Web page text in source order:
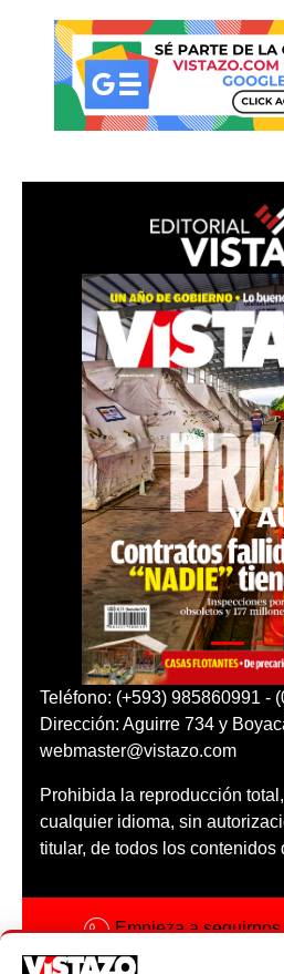
Teléfono: (+593) 985860991 -
Dirección: Aguirre 734 y
webmaster@vistazo.com
Prohibida la reproducción
cualquier idioma, sin
titular, de todos los contenidos
Empieza a seguirnos